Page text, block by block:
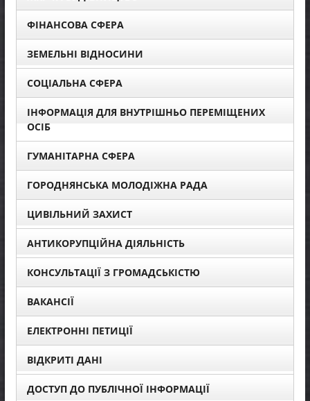
ФІНАНСОВА СФЕРА
ЗЕМЕЛЬНІ ВІДНОСИНИ
СОЦІАЛЬНА СФЕРА
ІНФОРМАЦІЯ ДЛЯ ВНУТРІШНЬО ПЕРЕМІЩЕНИХ
ОСІБ
ГУМАНІТАРНА СФЕРА
ГОРОДНЯНСЬКА МОЛОДІЖНА РАДА
ЦИВІЛЬНИЙ ЗАХИСТ
АНТИКОРУПЦІЙНА ДІЯЛЬНІСТЬ
КОНСУЛЬТАЦІЇ З ГРОМАДСЬКІСТЮ
ВАКАНСІЇ
ЕЛЕКТРОННІ ПЕТИЦІЇ
ВІДКРИТІ ДАНІ
ДОСТУП ДО ПУБЛІЧНОЇ ІНФОРМАЦІЇ